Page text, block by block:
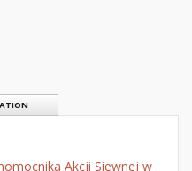
Akcji Siewnej w